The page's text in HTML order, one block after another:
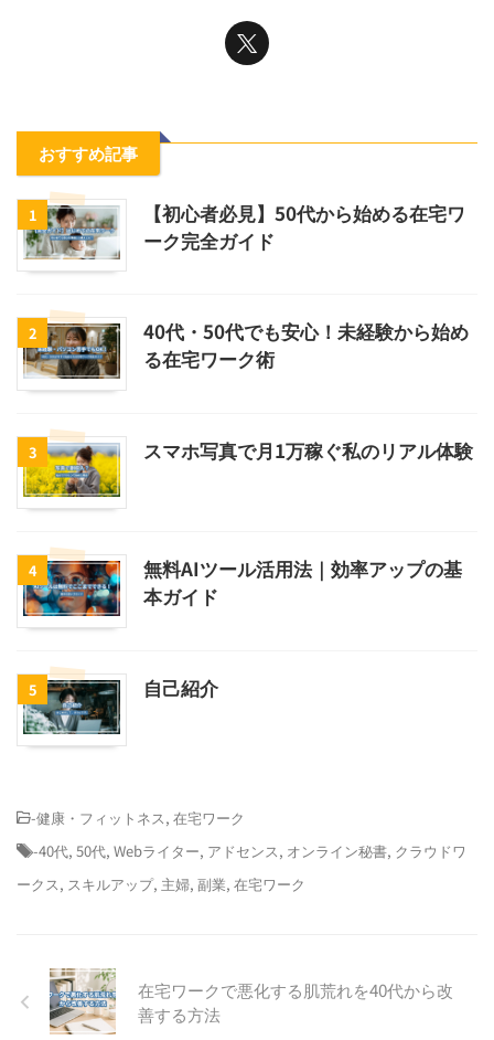
おすすめ記事
1
【初心者必見】50代から始める在宅ワ
ーク完全ガイド
2
40代・50代でも安心！未経験から始め
る在宅ワーク術
3 スマホ写真で月1万稼ぐ私のリアル体験
4
無料AIツール活用法｜効率アップの基
本ガイド
5 自己紹介
-健康・フィットネス, 在宅ワーク
-40代, 50代, Webライター, アドセンス, オンライン秘書, クラウドワ
ークス, スキルアップ, 主婦, 副業, 在宅ワーク
在宅ワークで悪化する肌荒れを40代から改
善する方法